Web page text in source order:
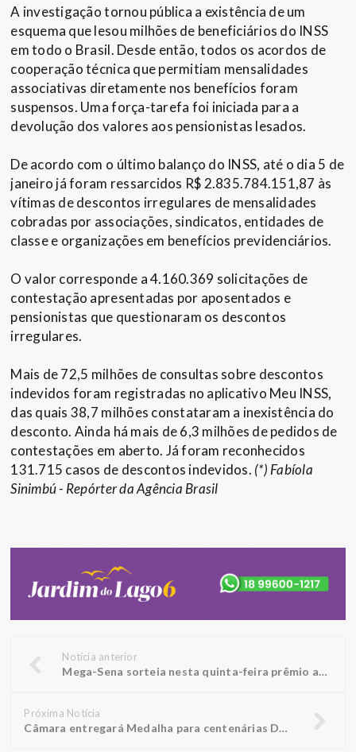
A investigação tornou pública a existência de um
esquema que lesou milhões de beneficiários do INSS
em todo o Brasil. Desde então, todos os acordos de
cooperação técnica que permitiam mensalidades
associativas diretamente nos benefícios foram
suspensos. Uma força-tarefa foi iniciada para a
devolução dos valores aos pensionistas lesados.
De acordo com o último balanço do INSS, até o dia 5 de
janeiro já foram ressarcidos R$ 2.835.784.151,87 às
vítimas de descontos irregulares de mensalidades
cobradas por associações, sindicatos, entidades de
classe e organizações em benefícios previdenciários.
O valor corresponde a 4.160.369 solicitações de
contestação apresentadas por aposentados e
pensionistas que questionaram os descontos
irregulares.
Mais de 72,5 milhões de consultas sobre descontos
indevidos foram registradas no aplicativo Meu INSS,
das quais 38,7 milhões constataram a inexistência do
desconto. Ainda há mais de 6,3 milhões de pedidos de
contestações em aberto. Já foram reconhecidos
131.715 casos de descontos indevidos. (*) Fabíola
Sinimbú - Repórter da Agência Brasil
Notícia anterior
Mega-Sena sorteia nesta quinta-feira prêmio acumulado em R$ 10 milhões
Próxima Notícia
Câmara entregará Medalha para centenárias Doralice e Rosália